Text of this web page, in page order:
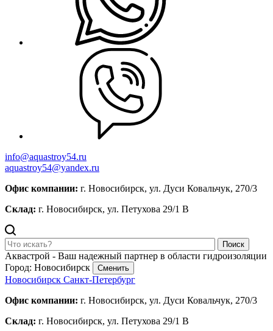
info@aquastroy54.ru
aquastroy54@yandex.ru
Офис компании: г. Новосибирск, ул. Дуси Ковальчук, 270/3
Склад: г. Новосибирск, ул. Петухова 29/1 В
Поиск
Аквастрой - Ваш надежный партнер в области гидроизоляции
Город: Новосибирск
Сменить
Новосибирск Санкт-Петербург
Офис компании: г. Новосибирск, ул. Дуси Ковальчук, 270/3
Склад: г. Новосибирск, ул. Петухова 29/1 В